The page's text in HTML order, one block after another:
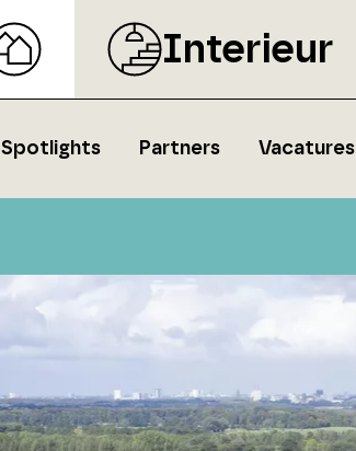
Interieur
Spotlights Partners Vacatures